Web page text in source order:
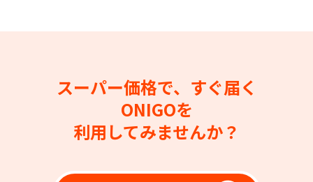
スーパー価格で、すぐ届く
ONIGOを
利用してみませんか？